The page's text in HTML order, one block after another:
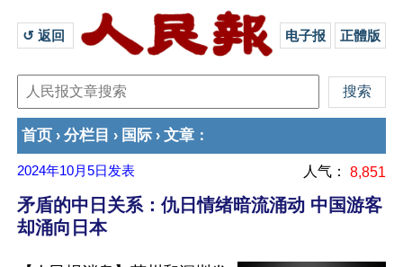
↺ 返回 电子报 正體版
首页 › 分栏目 › 国际 › 文章 ：
2024年10月5日 发表 人气： 8,851
矛盾的中日关系：仇日情绪暗流涌动 中国游客
却涌向日本